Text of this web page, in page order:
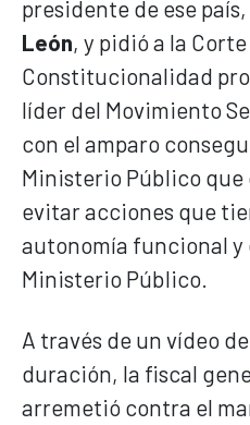
presidente de ese país,
León, y pidió a la
Constitucionalidad
líder del Movimiento
con el amparo
Ministerio Público
evitar acciones que
autonomía funcional y
Ministerio Público.
A través de un vídeo
duración, la fiscal
arremetió contra el